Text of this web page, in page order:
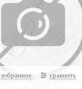
избранное сравнить